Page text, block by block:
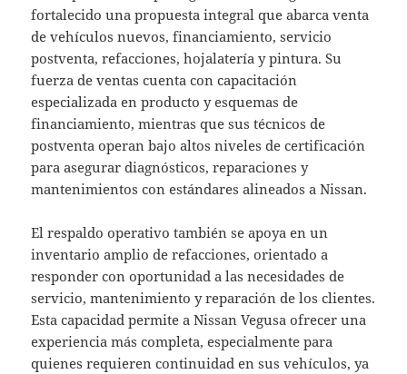
fortalecido una propuesta integral que abarca venta
de vehículos nuevos, financiamiento, servicio
postventa, refacciones, hojalatería y pintura. Su
fuerza de ventas cuenta con capacitación
especializada en producto y esquemas de
financiamiento, mientras que sus técnicos de
postventa operan bajo altos niveles de certificación
para asegurar diagnósticos, reparaciones y
mantenimientos con estándares alineados a Nissan.
El respaldo operativo también se apoya en un
inventario amplio de refacciones, orientado a
responder con oportunidad a las necesidades de
servicio, mantenimiento y reparación de los clientes.
Esta capacidad permite a Nissan Vegusa ofrecer una
experiencia más completa, especialmente para
quienes requieren continuidad en sus vehículos, ya